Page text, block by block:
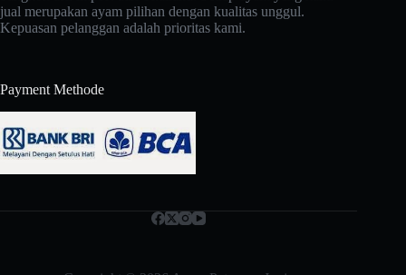
jual merupakan ayam pilihan dengan kualitas unggul.
Kepuasan pelanggan adalah prioritas kami.
Payment Methode